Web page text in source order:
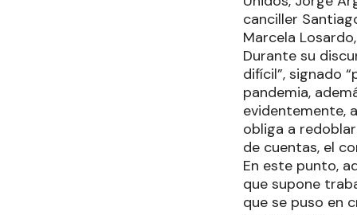
canciller
Marcela
Durante su
difícil”, signado
pandemia,
evidentemente,
obliga a
de cuentas, el
En este punto,
que supone
que se puso en